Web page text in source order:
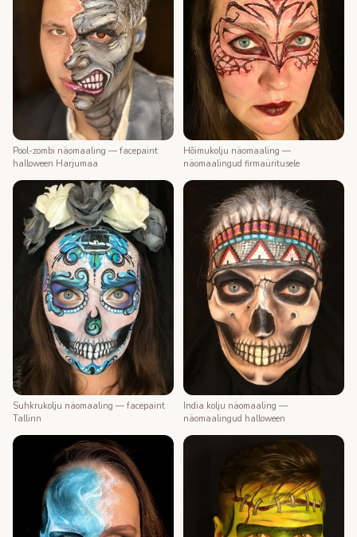
Pool-zombi näomaaling — facepaint
halloween Harjumaa
Hõimukolju näomaaling —
näomaalingud firmaüritusele
Suhkrukolju näomaaling — facepaint
Tallinn
India kolju näomaaling —
näomaalingud halloween